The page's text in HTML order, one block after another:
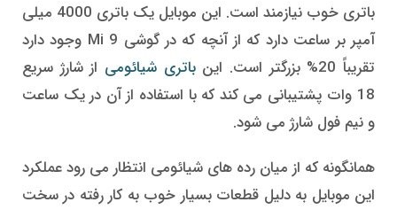
باتری خوب نیازمند است. این موبایل یک باتری 4000 میلی
آمپر بر ساعت دارد که از آنچه که در گوشی Mi 9 وجود دارد
تقریباً 20% بزرگتر است. این
باتری شیائومی از شارژ سریع
18 وات پشتیبانی می کند که با استفاده از آن در یک ساعت
و نیم فول شارژ می شود.
همانگونه که از میان رده های شیائومی انتظار می رود عملکرد
این موبایل به دلیل قطعات بسیار خوب به کار رفته در سخت